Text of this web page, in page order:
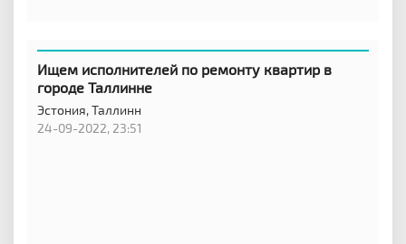
Ищем исполнителей по ремонту квартир в
городе Таллинне
Эстония,Таллинн
24-09-2022, 23:51